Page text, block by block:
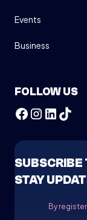
Events
Business
FOLLOW US
SUBSCRIBE
STAY
By